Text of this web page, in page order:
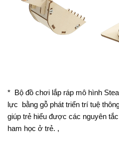
* Bộ đồ chơi lắp ráp mô hình
lực bằng gỗ phát triển trí tuệ
giúp trẻ hiểu được các nguyên
ham học ở trẻ. ,